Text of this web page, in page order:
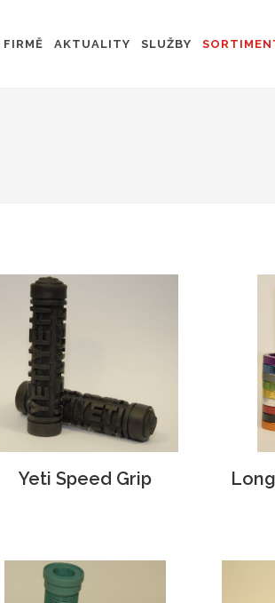
FIRMĚ AKTUALITY SLUŽBY
Yeti Speed Grip